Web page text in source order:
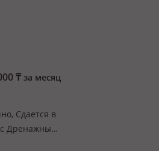
₸ за месяц
Сдается в
с Дренажным